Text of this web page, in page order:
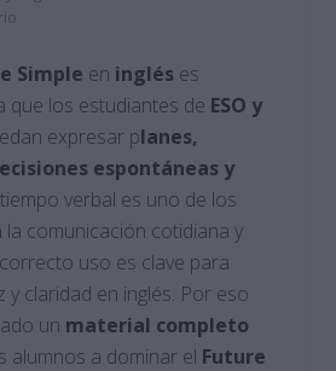
Simple en inglés es
que los estudiantes de ESO y
expresar planes,
espontáneas y
verbal es uno de los
la comunicación cotidiana y
uso es clave para
y claridad en inglés. Por eso
un material completo
alumnos a dominar el Future